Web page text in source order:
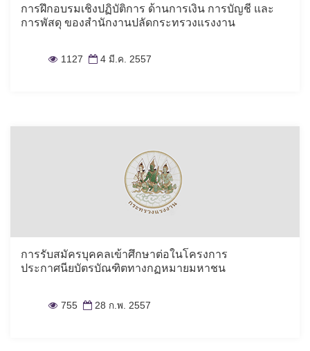
การฝึกอบรมเชิงปฏิบัติการ ด้านการเงิน การบัญชี และ
การพัสดุ ของสำนักงานปลัดกระทรวงแรงงาน
1127 4 มี.ค. 2557
การรับสมัครบุคคลเข้าศึกษาต่อในโครงการ
ประกาศนียบัตรบัณฑิตทางกฏหมายมหาชน
755 28 ก.พ. 2557